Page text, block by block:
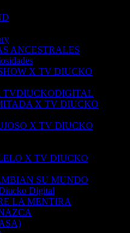
ANCESTRALES
X TV DIUCKO
TVDIUCKODIGITAL
X TV DIUCKO
X TV DIUCKO
X TV DIUCKO
SU MUNDO
Digital
LA MENTIRA